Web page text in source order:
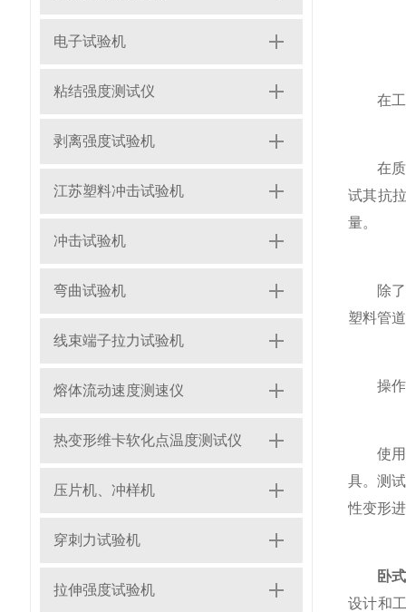
电子试验机
粘结强度测试仪
剥离强度试验机
江苏塑料冲击试验机
冲击试验机
弯曲试验机
线束端子拉力试验机
熔体流动速度测速仪
热变形维卡软化点温度测试仪
压片机、冲样机
穿刺力试验机
拉伸强度试验机
在工
在质量
试其抗
量。
除了常
塑料管
操作
使用该
具。测
性变形
卧
设计和